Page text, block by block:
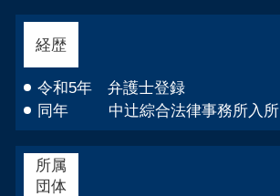
経歴
令和5年 弁護士登録
同年 中辻綜合法律事務所入所
所属
団体